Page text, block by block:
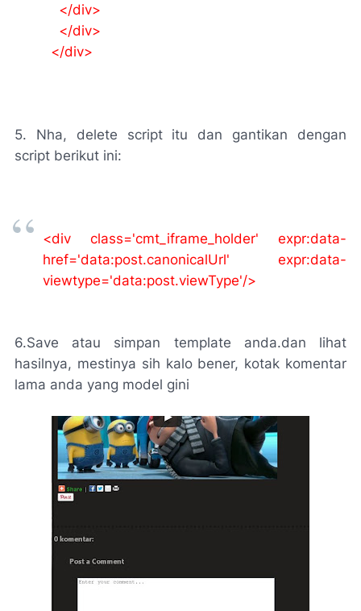
</div>
</div>
</div>
5. Nha, delete script itu dan gantikan dengan
script berikut ini:
<div class='cmt_iframe_holder' expr:data-
href='data:post.canonicalUrl' expr:data-
viewtype='data:post.viewType'/>
6.Save atau simpan template anda.dan lihat
hasilnya, mestinya sih kalo bener, kotak komentar
lama anda yang model gini